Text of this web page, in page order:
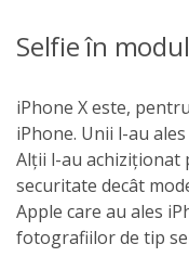
Selfie în
iPhone X este,
iPhone. Unii l-au
Alții l-au achiziționat
securitate decât
Apple care au ales
fotografiilor de tip